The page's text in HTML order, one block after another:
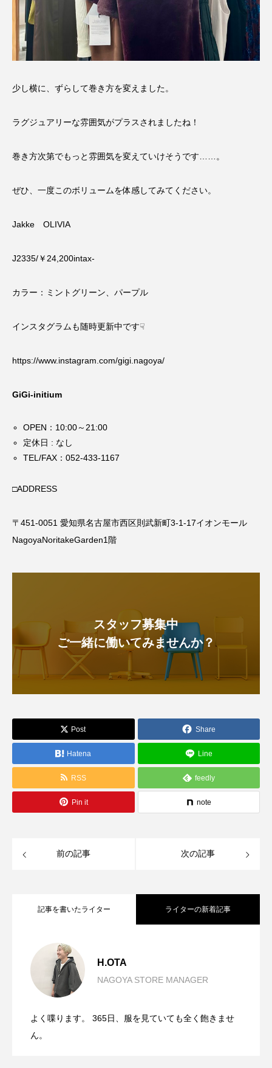
少し横に、ずらして巻き方を変えました。
ラグジュアリーな雰囲気がプラスされましたね！
巻き方次第でもっと雰囲気を変えていけそうです……。
ぜひ、一度このボリュームを体感してみてください。
Jakke OLIVIA
J2335/￥24,200intax-
カラー：ミントグリーン、パープル
インスタグラムも随時更新中です☟
https://www.instagram.com/gigi.nagoya/
GiGi-initium
OPEN：10:00～21:00
定休日 : なし
TEL/FAX：052-433-1167
□ADDRESS
〒451-0051 愛知県名古屋市西区則武新町3-1-17イオンモール
NagoyaNoritakeGarden1階
スタッフ募集中
ご一緒に働いてみませんか？
Post Share
Hatena Line
RSS feedly
Pin it note
前の記事 次の記事
記事を書いたライター ライターの新着記事
H.OTA
NAGOYA STORE MANAGER
よく喋ります。 365日、服を見ていても全く飽きませ
ん。
2026.08.05
2026.07.30